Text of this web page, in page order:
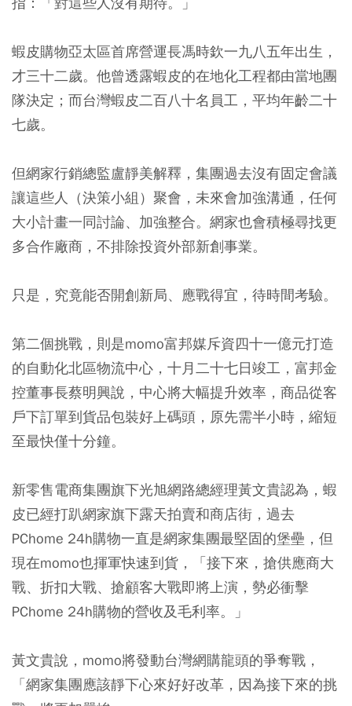
蝦皮購物亞太區首席營運長馮時欽一九八五年出生，
才三十二歲。他曾透露蝦皮的在地化工程都由當地團
隊決定；而台灣蝦皮二百八十名員工，平均年齡二十
七歲。
但網家行銷總監盧靜美解釋，集團過去沒有固定會議
讓這些人（決策小組）聚會，未來會加強溝通，任何
大小計畫一同討論、加強整合。網家也會積極尋找更
多合作廠商，不排除投資外部新創事業。
只是，究竟能否開創新局、應戰得宜，待時間考驗。
第二個挑戰，則是momo富邦媒斥資四十一億元打造
的自動化北區物流中心，十月二十七日竣工，富邦金
控董事長蔡明興說，中心將大幅提升效率，商品從客
戶下訂單到貨品包裝好上碼頭，原先需半小時，縮短
至最快僅十分鐘。
新零售電商集團旗下光旭網路總經理黃文貴認為，蝦
皮已經打趴網家旗下露天拍賣和商店街，過去
PChome 24h購物一直是網家集團最堅固的堡壘，但
現在momo也揮軍快速到貨，「接下來，搶供應商大
戰、折扣大戰、搶顧客大戰即將上演，勢必衝擊
PChome 24h購物的營收及毛利率。」
黃文貴說，momo將發動台灣網購龍頭的爭奪戰，
「網家集團應該靜下心來好好改革，因為接下來的挑